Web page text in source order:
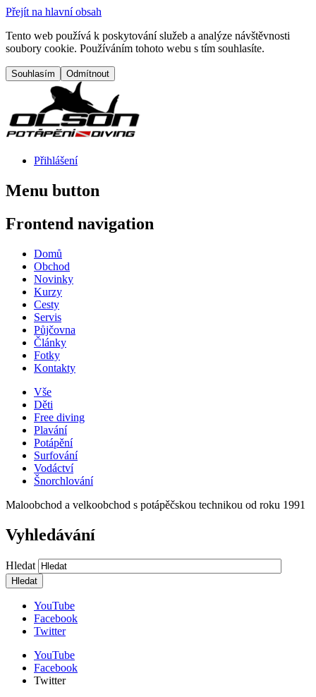
Přejít na hlavní obsah
Tento web používá k poskytování služeb a analýze návštěvnosti
soubory cookie. Používáním tohoto webu s tím souhlasíte.
Přihlášení
Menu button
Frontend navigation
Domů
Obchod
Novinky
Kurzy
Cesty
Servis
Půjčovna
Články
Fotky
Kontakty
Vše
Děti
Free diving
Plavání
Potápění
Surfování
Vodáctví
Šnorchlování
Maloobchod a velkoobchod s potápěčskou technikou od roku 1991
Vyhledávání
Hledat
YouTube
Facebook
Twitter
YouTube
Facebook
Twitter